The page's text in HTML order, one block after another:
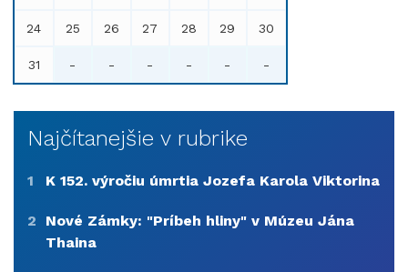
24 25 26 27 28 29 30
31 - - - - - -
Najčítanejšie v rubrike
1 K 152. výročiu úmrtia Jozefa Karola Viktorina
2
Nové Zámky: "Príbeh hliny" v Múzeu Jána
Thaina